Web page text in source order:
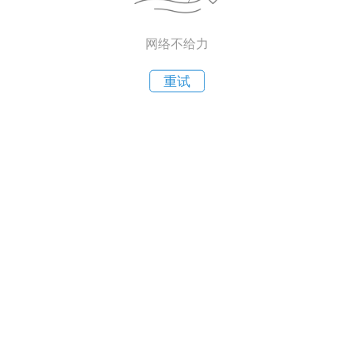
网络不给力
重试